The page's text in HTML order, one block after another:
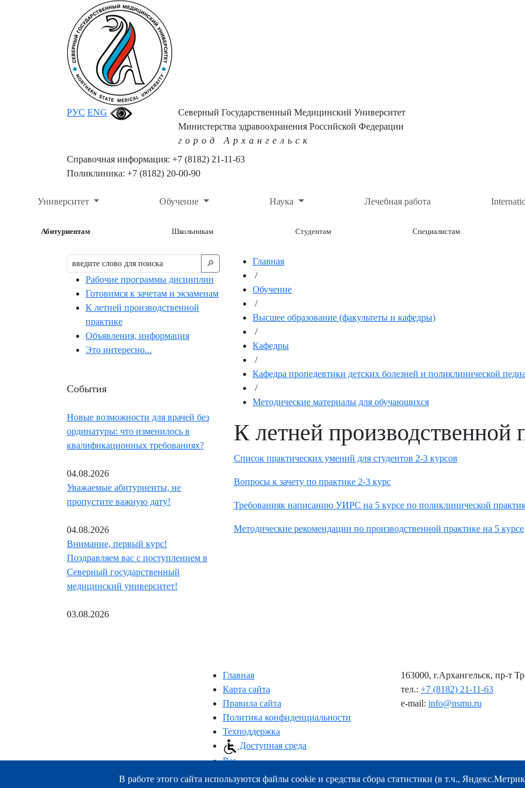
РУС ENG
Северный Государственный Медицинский Университет
Министерства здравоохранения Российской Федерации
город Архангельск
Справочная информация: +7 (8182) 21-11-63
Поликлиника: +7 (8182) 20-00-90
Университет Обучение Наука Лечебная работа
Абитуриентам Школьникам Студентам Специалистам
🔎︎
Рабочие программы дисциплин
Готовимся к зачетам и экзаменам
К летней производственной
практике
Объявления, информация
Это интересно...
События
Новые возможности для врачей без
ординатуры: что изменилось в
квалификационных требованиях?
04.08.2026
Уважаемые абитуриенты, не
пропустите важную дату!
04.08.2026
Внимание, первый курс!
Поздравляем вас с поступлением в
Северный государственный
медицинский университет!
03.08.2026
Главная
/
Обучение
/
Высшее образование (факультеты и кафедры)
/
Кафедры
/
Кафедра пропедевтики детских болезней и поликлинической
/
Методические материалы для обучающихся
К летней производственной
Список практических умений для студентов 2-3 курсов
Вопросы к зачету по практике 2-3 курс
Требованияк написанию УИРС на 5 курсе по поликлинической
Методические рекомендации по производственной практике на 5 курсе
Главная
Карта сайта
Правила сайта
Политика конфиденциальности
Техподдержка
Доступная среда
Rss
163000, г.Архангельск, пр-т
тел.: +7 (8182) 21-11-63
e-mail: info@nsmu.ru
В работе этого сайта используются файлы cookie и средства сбора статистики (в т.ч.,